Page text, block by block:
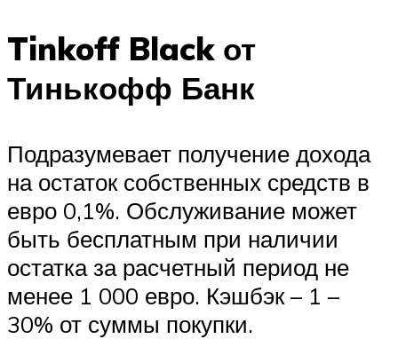
Tinkoff Black от
Тинькофф Банк
Подразумевает получение дохода
на остаток собственных средств в
евро 0,1%. Обслуживание может
быть бесплатным при наличии
остатка за расчетный период не
менее 1 000 евро. Кэшбэк – 1 –
30% от суммы покупки.